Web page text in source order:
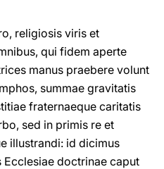
religiosis viris et
qui fidem aperte
manus praebere volunt
summae gravitatis
fraternaeque caritatis
sed in primis re et
illustrandi: id dicimus
doctrinae caput